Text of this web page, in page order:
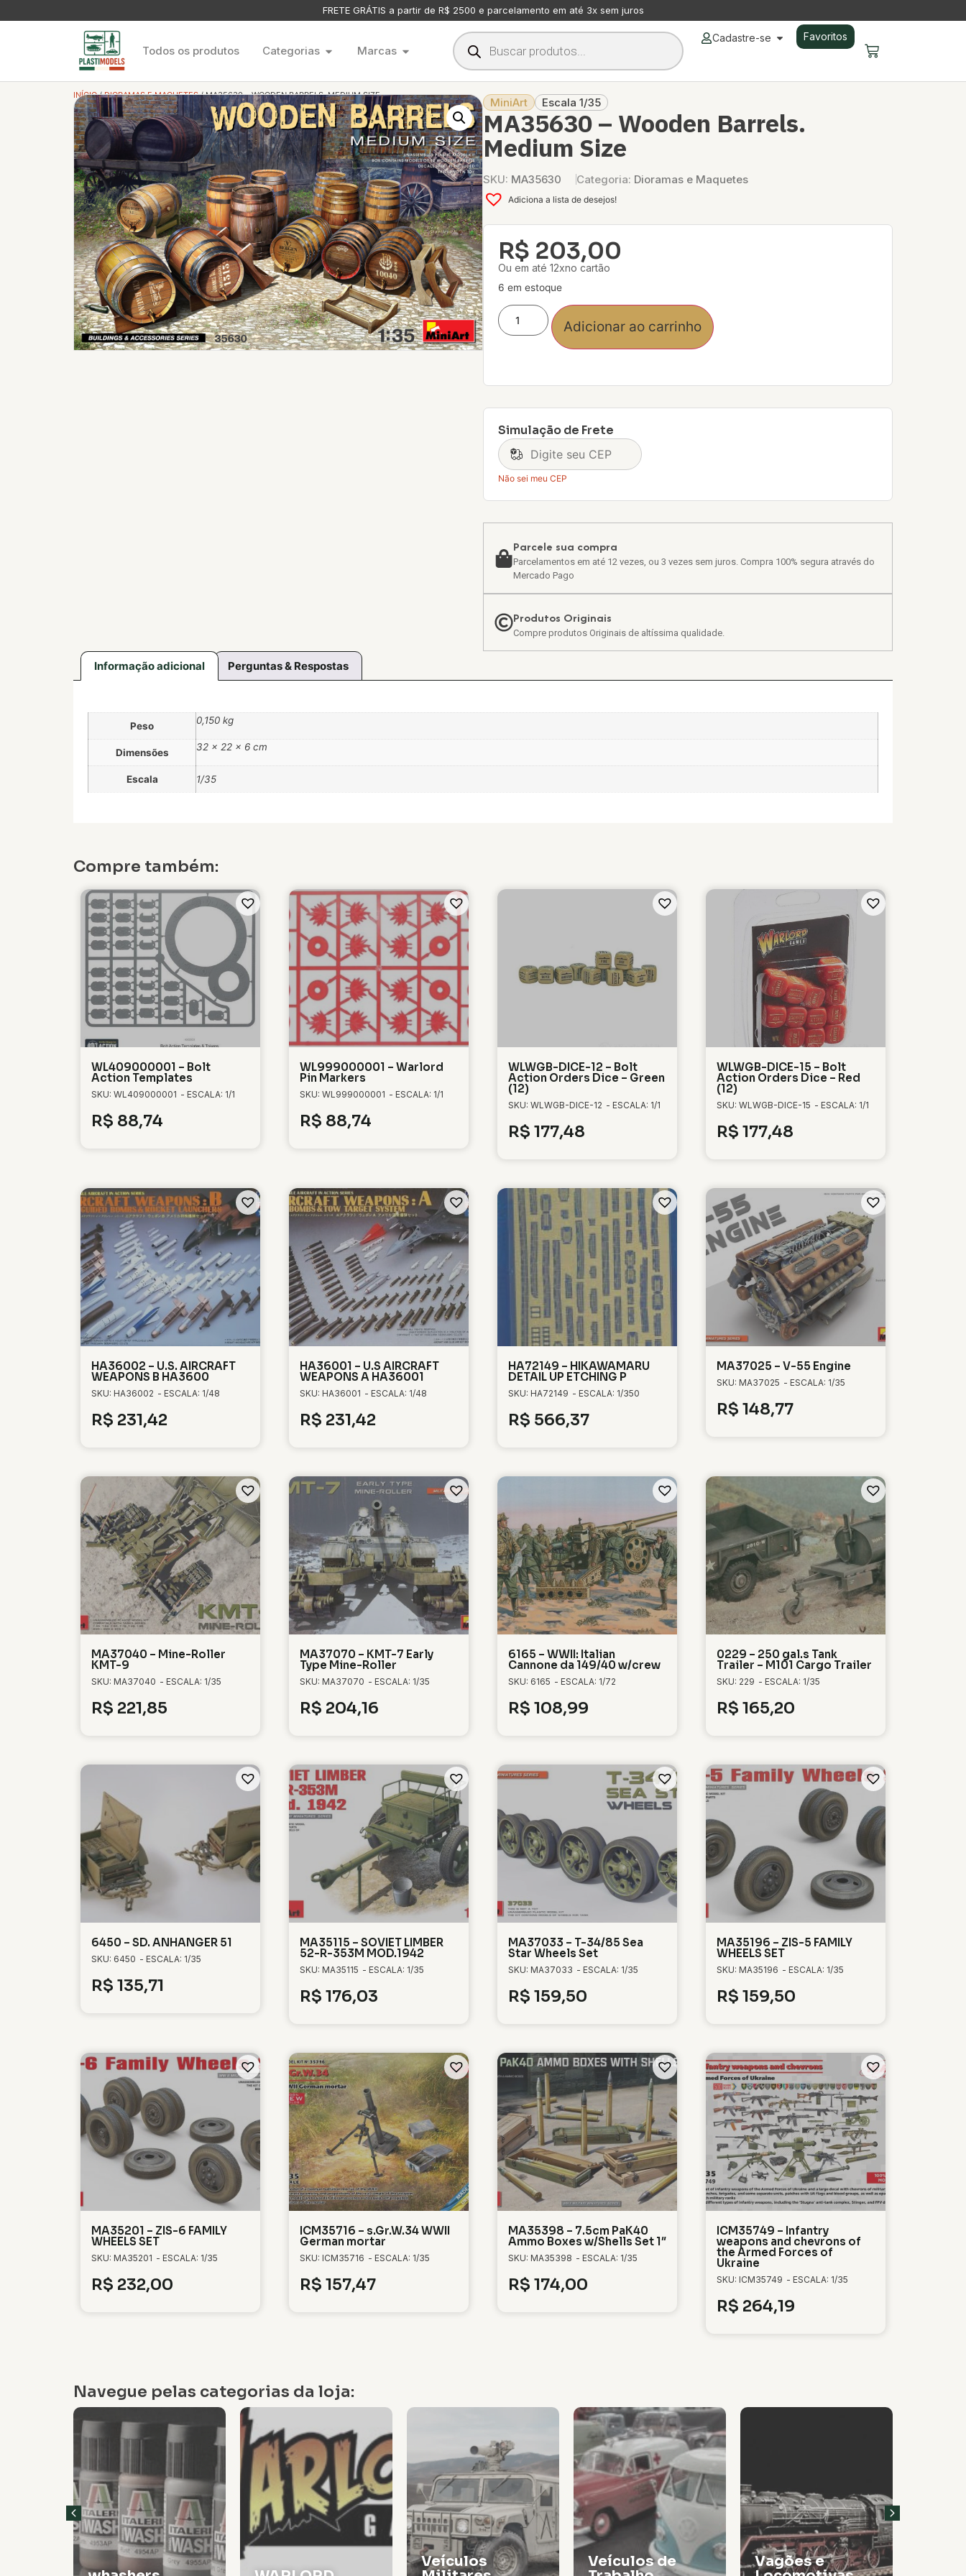
FRETE GRÁTIS a partir de R$ 2500 e parcelamento em até 3x sem juros
Todos os produtos Categorias Marcas
Cadastre-se Favoritos
INÍCIO/DIORAMAS E MAQUETES/ MA35630 – WOODEN BARRELS. MEDIUM SIZE
MiniArt Escala 1/35
MA35630 – Wooden Barrels.
Medium Size
SKU: MA35630 Categoria: Dioramas e Maquetes
Adiciona a lista de desejos!
R$ 203,00
Ou em até 12xno cartão
6 em estoque
Adicionar ao carrinho
Simulação de Frete
Não sei meu CEP
Parcele sua compra
Parcelamentos em até 12 vezes, ou 3 vezes sem juros. Compra 100% segura através do
Mercado Pago
Produtos Originais
Compre produtos Originais de altíssima qualidade.
Informação adicional Perguntas & Respostas
Peso 0,150 kg
Dimensões 32 × 22 × 6 cm
Escala 1/35
Compre também:
WL409000001 – Bolt
Action Templates
SKU: WL409000001 - ESCALA: 1/1
R$ 88,74
WL999000001 – Warlord
Pin Markers
SKU: WL999000001 - ESCALA: 1/1
R$ 88,74
WLWGB-DICE-12 – Bolt
Action Orders Dice – Green
(12)
SKU: WLWGB-DICE-12 - ESCALA: 1/1
R$ 177,48
WLWGB-DICE-15 – Bolt
Action Orders Dice – Red
(12)
SKU: WLWGB-DICE-15 - ESCALA: 1/1
R$ 177,48
HA36002 – U.S. AIRCRAFT
WEAPONS B HA3600
SKU: HA36002 - ESCALA: 1/48
R$ 231,42
HA36001 – U.S AIRCRAFT
WEAPONS A HA36001
SKU: HA36001 - ESCALA: 1/48
R$ 231,42
HA72149 – HIKAWAMARU
DETAIL UP ETCHING P
SKU: HA72149 - ESCALA: 1/350
R$ 566,37
MA37025 – V-55 Engine
SKU: MA37025 - ESCALA: 1/35
R$ 148,77
MA37040 – Mine-Roller
KMT-9
SKU: MA37040 - ESCALA: 1/35
R$ 221,85
MA37070 – KMT-7 Early
Type Mine-Roller
SKU: MA37070 - ESCALA: 1/35
R$ 204,16
6165 – WWII: Italian
Cannone da 149/40 w/crew
SKU: 6165 - ESCALA: 1/72
R$ 108,99
0229 – 250 gal.s Tank
Trailer – M101 Cargo Trailer
SKU: 229 - ESCALA: 1/35
R$ 165,20
6450 – SD. ANHANGER 51
SKU: 6450 - ESCALA: 1/35
R$ 135,71
MA35115 – SOVIET LIMBER
52-R-353M MOD.1942
SKU: MA35115 - ESCALA: 1/35
R$ 176,03
MA37033 – T-34/85 Sea
Star Wheels Set
SKU: MA37033 - ESCALA: 1/35
R$ 159,50
MA35196 – ZIS-5 FAMILY
WHEELS SET
SKU: MA35196 - ESCALA: 1/35
R$ 159,50
MA35201 – ZIS-6 FAMILY
WHEELS SET
SKU: MA35201 - ESCALA: 1/35
R$ 232,00
ICM35716 – s.Gr.W.34 WWII
German mortar
SKU: ICM35716 - ESCALA: 1/35
R$ 157,47
MA35398 – 7.5cm PaK40
Ammo Boxes w/Shells Set 1″
SKU: MA35398 - ESCALA: 1/35
R$ 174,00
ICM35749 – Infantry
weapons and chevrons of
the Armed Forces of
Ukraine
SKU: ICM35749 - ESCALA: 1/35
R$ 264,19
Navegue pelas categorias da loja:
Veículos de
Vagões e